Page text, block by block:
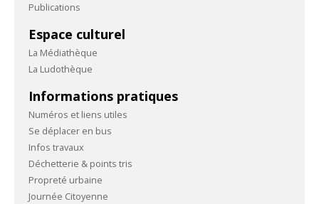
Publications
Espace culturel
La Médiathèque
La Ludothèque
Informations pratiques
Numéros et liens utiles
Se déplacer en bus
Infos travaux
Déchetterie & points tris
Propreté urbaine
Journée Citoyenne